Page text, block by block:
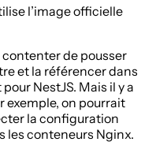
l’image officielle
contenter de pousser
et la référencer dans
NestJS. Mais il y a
exemple, on pourrait
la configuration
les conteneurs Nginx.